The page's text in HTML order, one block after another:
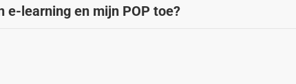
e-learning en mijn POP toe?